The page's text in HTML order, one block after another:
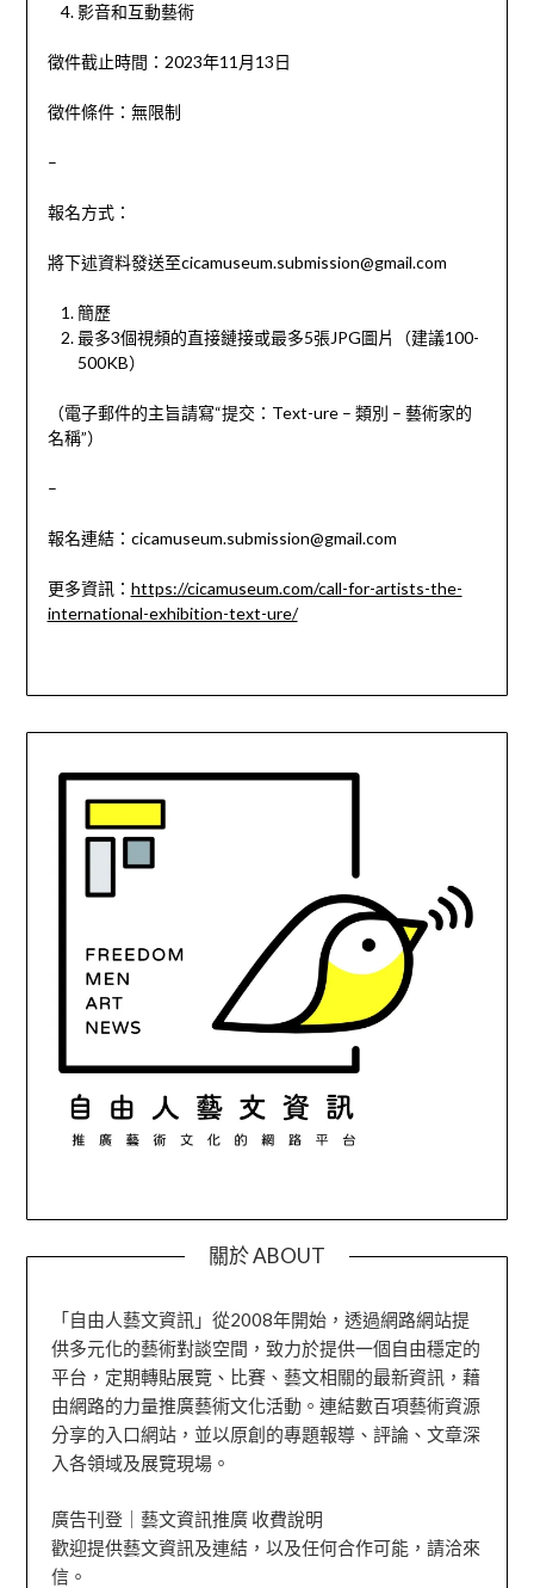
影音和互動藝術
徵件截止時間：2023年11月13日
徵件條件：無限制
–
報名方式：
將下述資料發送至cicamuseum.submission@gmail.com
簡歷
最多3個視頻的直接鏈接或最多5張JPG圖片（建議100-
500KB）
（電子郵件的主旨請寫“提交：Text-ure – 類別 – 藝術家的
名稱”）
–
報名連結： cicamuseum.submission@gmail.com
更多資訊： https://cicamuseum.com/call-for-artists-the-
international-exhibition-text-ure/
關於 ABOUT
「自由人藝文資訊」從2008年開始，透過網路網站提
供多元化的藝術對談空間，致力於提供一個自由穩定的
平台，定期轉貼展覽、比賽、藝文相關的最新資訊，藉
由網路的力量推廣藝術文化活動。連結數百項藝術資源
分享的入口網站，並以原創的專題報導、評論、文章深
入各領域及展覽現場。
廣告刊登｜藝文資訊推廣 收費說明
歡迎提供藝文資訊及連結，以及任何合作可能，請洽來
信。